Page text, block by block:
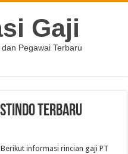
Gaji
Pegawai Terbaru
Terbaru
Berikut informasi rincian gaji PT